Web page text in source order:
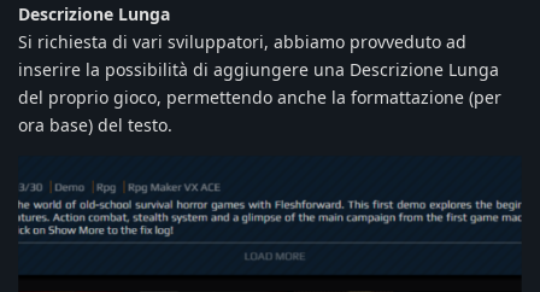
Descrizione Lunga
Si richiesta di vari sviluppatori, abbiamo provveduto ad
inserire la possibilità di aggiungere una Descrizione Lunga
del proprio gioco, permettendo anche la formattazione (per
ora base) del testo.